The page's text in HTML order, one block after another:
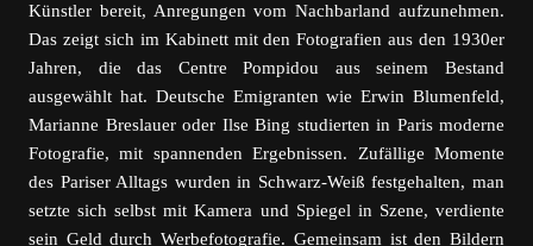
Künstler bereit, Anregungen vom Nachbarland aufzunehmen.
Das zeigt sich im Kabinett mit den Fotografien aus den 1930er
Jahren, die das Centre Pompidou aus seinem Bestand
ausgewählt hat. Deutsche Emigranten wie Erwin Blumenfeld,
Marianne Breslauer oder Ilse Bing studierten in Paris moderne
Fotografie, mit spannenden Ergebnissen. Zufällige Momente
des Pariser Alltags wurden in Schwarz-Weiß festgehalten, man
setzte sich selbst mit Kamera und Spiegel in Szene, verdiente
sein Geld durch Werbefotografie. Gemeinsam ist den Bildern